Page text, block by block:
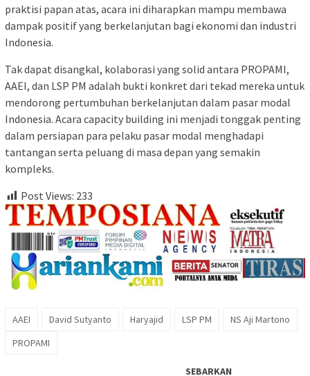
praktisi papan atas, acara ini diharapkan mampu membawa
dampak positif yang berkelanjutan bagi ekonomi dan industri
Indonesia.
Tak dapat disangkal, kolaborasi yang solid antara PROPAMI,
AAEI, dan LSP PM adalah bukti konkret dari tekad mereka untuk
mendorong pertumbuhan berkelanjutan dalam pasar modal
Indonesia. Acara capacity building ini menjadi tonggak penting
dalam persiapan para pelaku pasar modal menghadapi
tantangan serta peluang di masa depan yang semakin
kompleks.
Post Views: 233
AAEI David Sutyanto Haryajid LSP PM
NS Aji Martono
PROPAMI
SEBARKAN